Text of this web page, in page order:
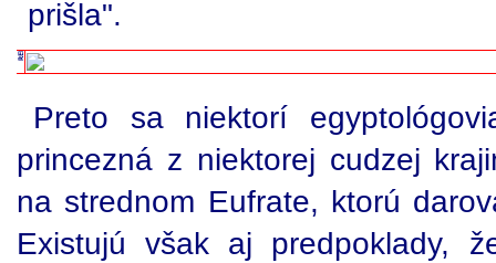
prišla".
Preto sa niektorí
princezná z niektorej cudzej
na strednom Eufrate, ktorú
Existujú však aj predpoklady,